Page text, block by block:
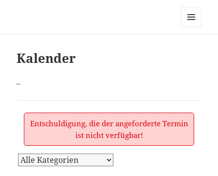
Kalender
–
Entschuldigung, die der angeforderte Termin
ist nicht verfügbar!